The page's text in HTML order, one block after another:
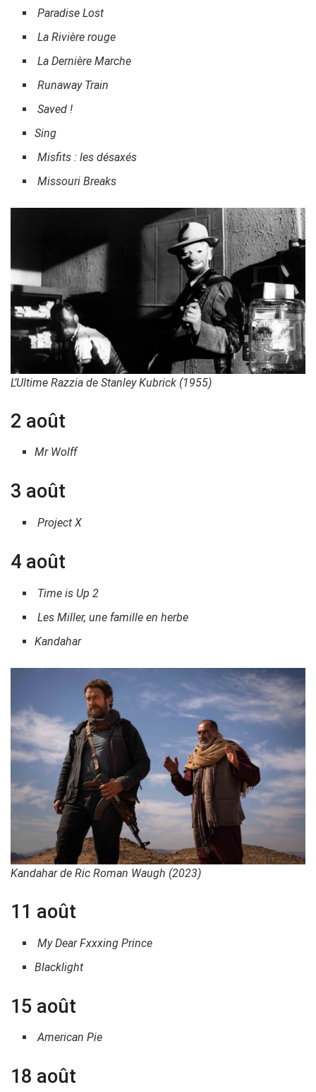
Paradise Lost
La Rivière rouge
La Dernière Marche
Runaway Train
Saved !
Sing
Misfits : les désaxés
Missouri Breaks
L’Ultime Razzia de Stanley Kubrick (1955)
2 août
Mr Wolff
3 août
Project X
4 août
Time is Up 2
Les Miller, une famille en herbe
Kandahar
Kandahar de Ric Roman Waugh (2023)
11 août
My Dear Fxxxing Prince
Blacklight
15 août
American Pie
18 août